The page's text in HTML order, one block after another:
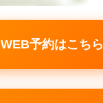
WEB予約はこちら